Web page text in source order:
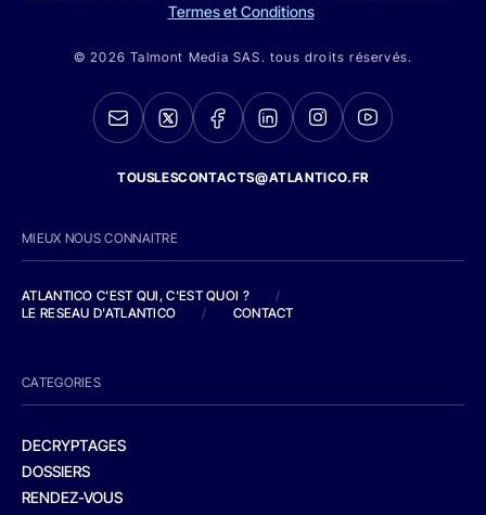
Termes et Conditions
© 2026 Talmont Media SAS. tous droits réservés.
TOUSLESCONTACTS@ATLANTICO.FR
MIEUX NOUS CONNAITRE
ATLANTICO C'EST QUI, C'EST QUOI ?
/
LE RESEAU D'ATLANTICO
/ CONTACT
CATEGORIES
DECRYPTAGES
DOSSIERS
RENDEZ-VOUS